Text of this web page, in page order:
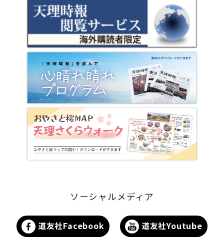
ソーシャルメディア
道友社Facebook 道友社Youtube